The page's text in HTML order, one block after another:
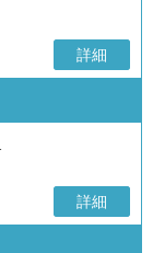
詳細
詳細